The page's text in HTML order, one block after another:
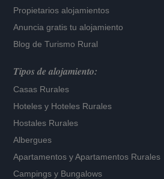
Propietarios alojamientos
Anuncia gratis tu alojamiento
Blog de Turismo Rural
Tipos de alojamiento:
Casas Rurales
Hoteles y Hoteles Rurales
Hostales Rurales
Albergues
Apartamentos yApartamentos Rurales
Campings y Bungalows